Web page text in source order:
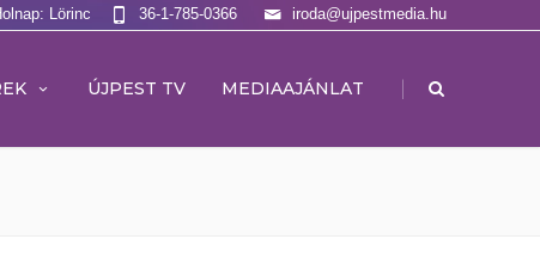
Lörinc iroda@ujpestmedia.hu
36-1-785-0366
ÚJPEST TV MEDIAAJÁNLAT |